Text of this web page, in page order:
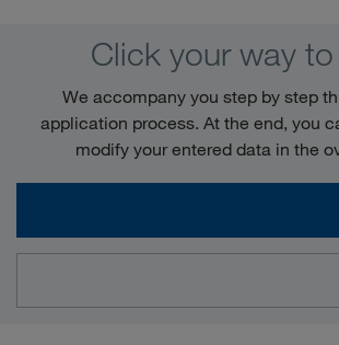
Click your way to
We accompany you step by step
application process. At the end, you
modify your entered data in the